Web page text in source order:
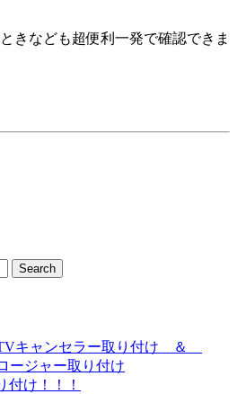
きなども超便利一発で確認できま
キャンセラー取り付け ＆
ージャー取り付け
け！！！